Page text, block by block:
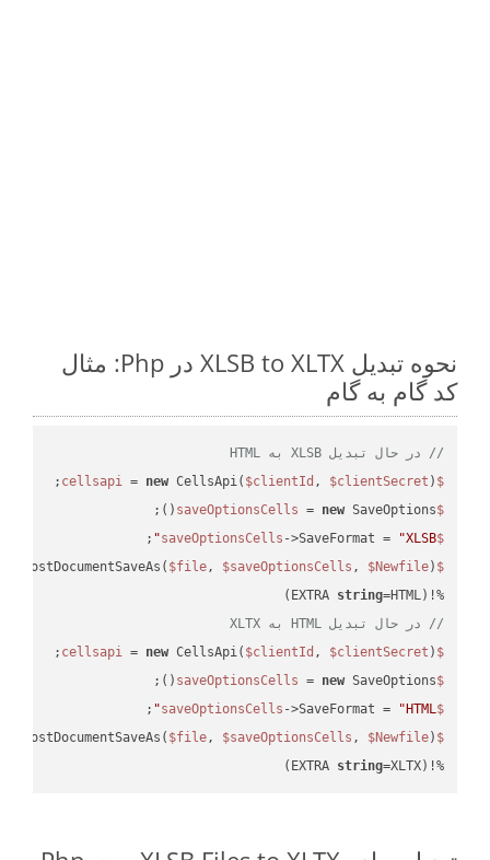
نحوه تبدیل XLSB to XLTX در Php: مثال
کد گام به گام
// در حال تبدیل XLSB به HTML
$cellsapi
= new CellsApi( $clientId , $clientSecret );
$saveOptionsCells
= new SaveOptions();
$saveOptionsCells
->SaveFormat = "XLSB"
;
$cellsApiResult
$file, $saveOptionsCells , $Newfile
%!(EXTRA
string=HTML)
// در حال تبدیل HTML به XLTX
$cellsapi
= new CellsApi( $clientId , $clientSecret );
$saveOptionsCells
= new SaveOptions();
$saveOptionsCells
->SaveFormat = "HTML"
;
$cellsApiResult
$file, $saveOptionsCells , $Newfile
%!(EXTRA
string=XLTX)